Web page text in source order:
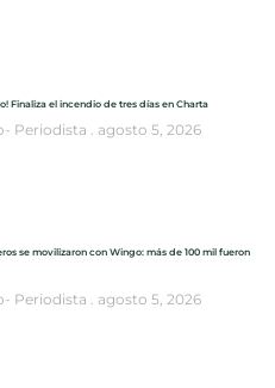
Finaliza el incendio de tres días en Charta
Periodista agosto 5, 2026
se movilizaron con Wingo: más de 100 mil fueron
Periodista agosto 5, 2026